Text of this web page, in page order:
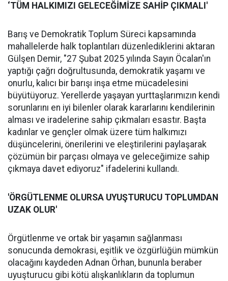
‘TÜM HALKIMIZI GELECEĞİMİZE SAHİP ÇIKMALI'
Barış ve Demokratik Toplum Süreci kapsamında
mahallelerde halk toplantıları düzenlediklerini aktaran
Gülşen Demir, "27 Şubat 2025 yılında Sayın Öcalan'ın
yaptığı çağrı doğrultusunda, demokratik yaşamı ve
onurlu, kalıcı bir barışı inşa etme mücadelesini
büyütüyoruz. Yerellerde yaşayan yurttaşlarımızın kendi
sorunlarını en iyi bilenler olarak kararlarını kendilerinin
alması ve iradelerine sahip çıkmaları esastır. Başta
kadınlar ve gençler olmak üzere tüm halkımızı
düşüncelerini, önerilerini ve eleştirilerini paylaşarak
çözümün bir parçası olmaya ve geleceğimize sahip
çıkmaya davet ediyoruz" ifadelerini kullandı.
'ÖRGÜTLENME OLURSA UYUŞTURUCU TOPLUMDAN
UZAK OLUR'
Örgütlenme ve ortak bir yaşamın sağlanması
sonucunda demokrasi, eşitlik ve özgürlüğün mümkün
olacağını kaydeden Adnan Örhan, bununla beraber
uyuşturucu gibi kötü alışkanlıkların da toplumun